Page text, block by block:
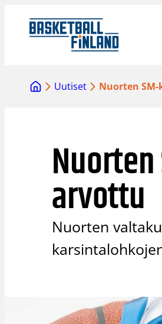
sisältöön
Uutiset Nuorten
arvottu
Nuorten